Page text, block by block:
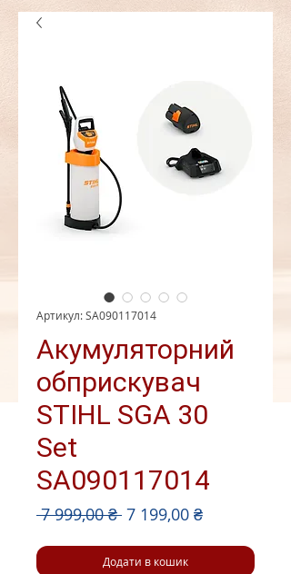
Артикул: SA090117014
Акумуляторний
обприскувач
STIHL SGA 30
Set
SA090117014
7 999,00 ₴ Звичайна
7 199,00 ₴За
Додати в кошик